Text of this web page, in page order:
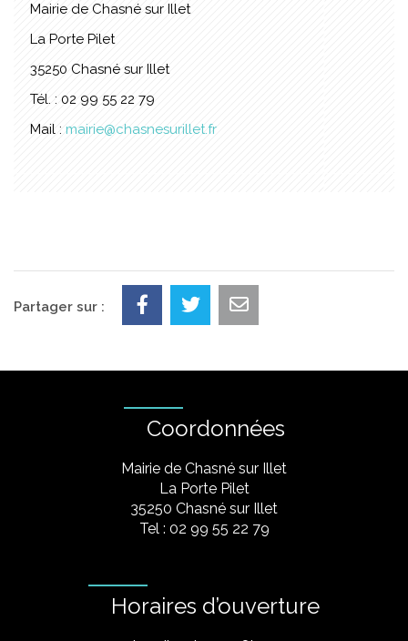
Mairie de Chasné sur Illet
La Porte Pilet
35250 Chasné sur Illet
Tél. : 02 99 55 22 79
Mail : mairie@chasnesurillet.fr
Partager sur :
Coordonnées
Mairie de Chasné sur Illet
La Porte Pilet
35250 Chasné sur Illet
Tel : 02 99 55 22 79
Horaires d’ouverture